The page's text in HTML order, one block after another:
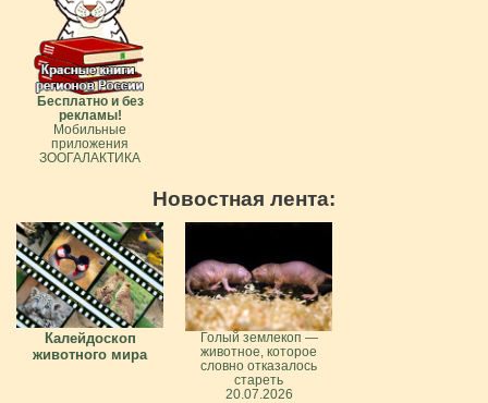
Бесплатно и без
рекламы!
Мобильные
приложения
ЗООГАЛАКТИКА
Новостная лента:
Калейдоскоп
животного мира
Голый землекоп —
животное, которое
словно отказалось
стареть
20.07.2026